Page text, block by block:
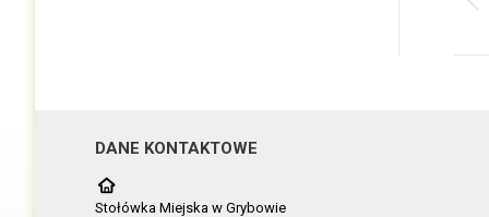
DANE KONTAKTOWE
Stołówka Miejska w Grybowie